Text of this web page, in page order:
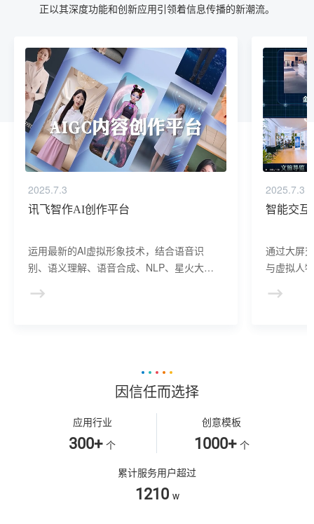
正以其深度功能和创新应用引领着信息传播的新潮流。
2025.7.3
讯飞智作AI创作平台
运用最新的AI虚拟形象技术，结合语音识
别、语义理解、语音合成、NLP、星火大模
建、AI驱动、多模态交互的多场景虚拟人产
2025.7.3
智能交互
通过大屏
与虚拟人
景，可广
因信任而选择
应用行业
300+ 个
创意模板
1000+ 个
累计服务用户超过
1210 w